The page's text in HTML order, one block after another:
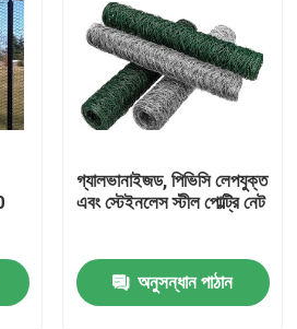
গ্যালভানাইজড, পিভিসি লেপযুক্ত
এবং স্টেইনলেস স্টীল পোল্ট্রি নেট
অনুসন্ধান পাঠান